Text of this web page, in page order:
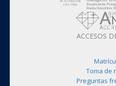
ACCESOS
Toma de
Preguntas